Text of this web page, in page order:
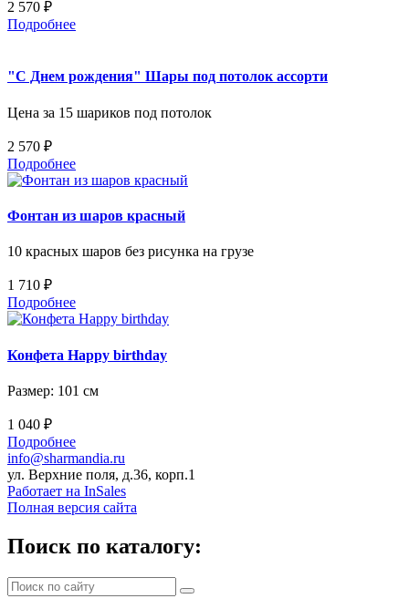
2 570 ₽
Подробнее
"С Днем рождения" Шары под потолок ассорти
Цена за 15 шариков под потолок
2 570 ₽
Подробнее
Фонтан из шаров красный
10 красных шаров без рисунка на грузе
1 710 ₽
Подробнее
Конфета Happy birthday
Размер: 101 см
1 040 ₽
Подробнее
info@sharmandia.ru
ул. Верхние поля, д.36, корп.1
Работает на InSales
Полная версия сайта
Поиск по каталогу: